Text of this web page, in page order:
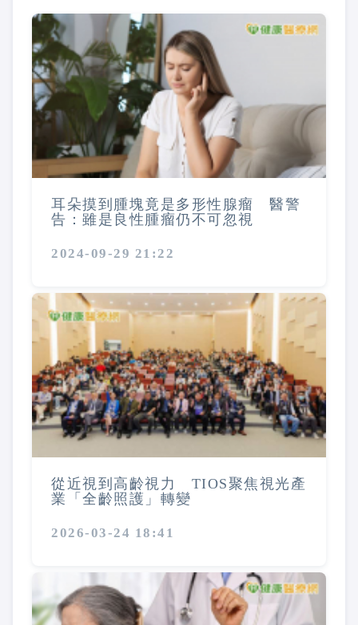
耳朵摸到腫塊竟是多形性腺瘤 醫警
告：雖是良性腫瘤仍不可忽視
2024-09-29 21:22
從近視到高齡視力 TIOS聚焦視光產
業「全齡照護」轉變
2026-03-24 18:41